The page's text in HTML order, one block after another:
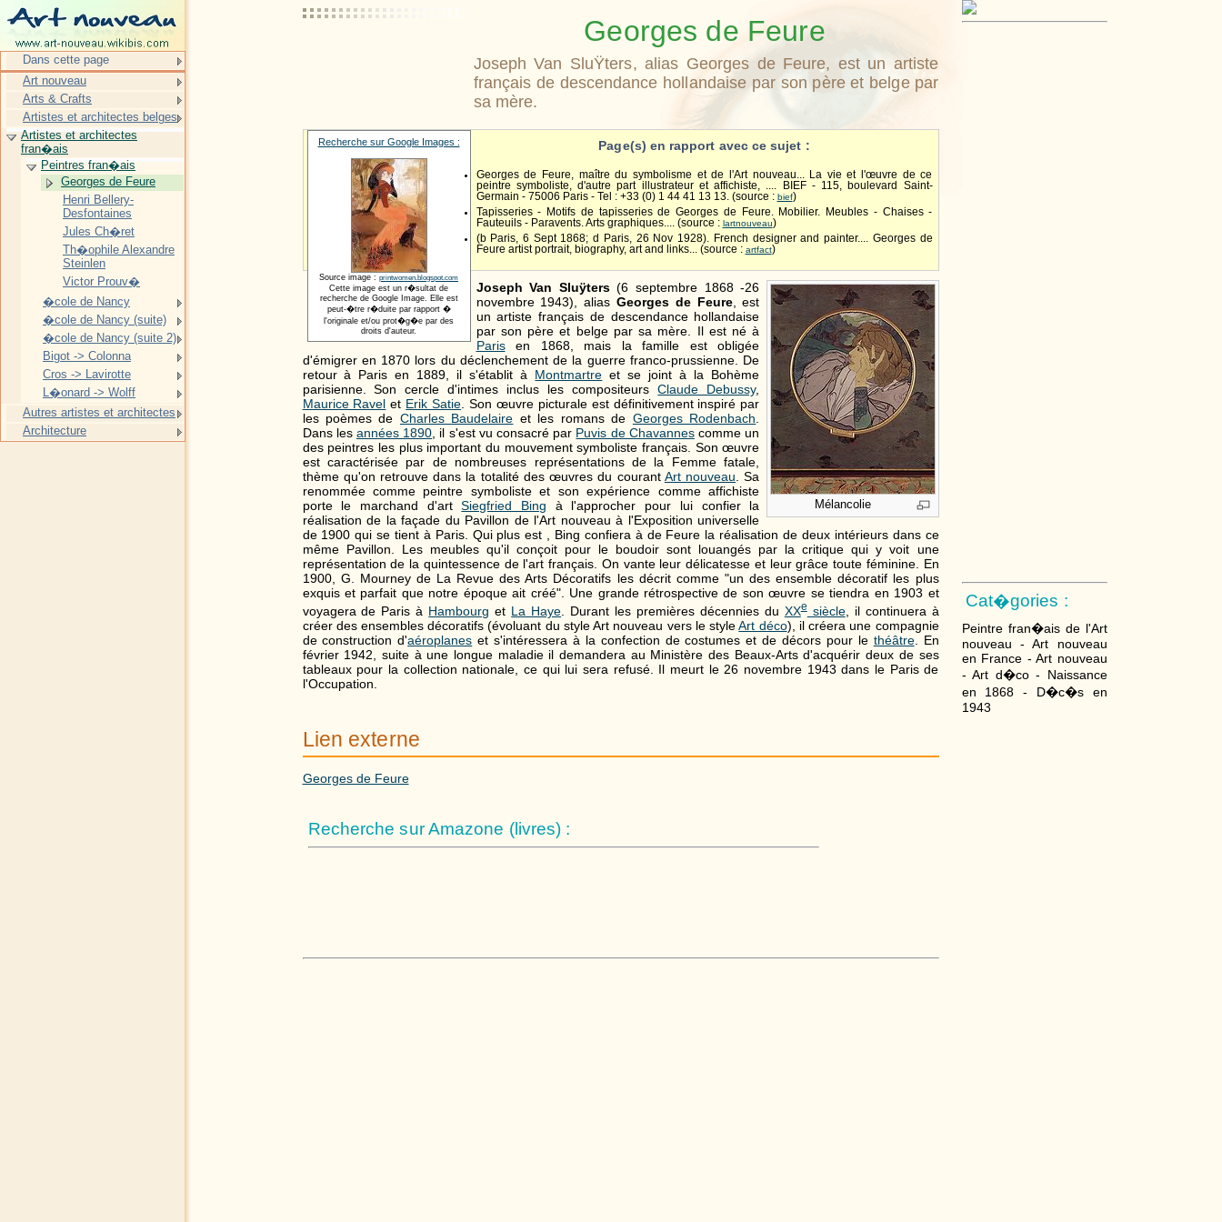
Georges de Feure
Joseph Van SluŸters, alias Georges de Feure, est un artiste
français de descendance hollandaise par son père et belge par
sa mère.
Cat�gories :
Peintre fran�ais de l'Art
nouveau - Art nouveau
en France - Art nouveau
- Art d�co - Naissance
en 1868 - D�c�s en
1943
Recherche sur Google Images :
Source image : printwomen.blogspot.com
Cette image est un r�sultat de
recherche de Google Image. Elle est
peut-�tre r�duite par rapport �
l'originale et/ou prot�g�e par des
droits d'auteur.
Page(s) en rapport avec ce sujet :
Georges de Feure, maître du symbolisme et de l'Art nouveau... La vie et l'œuvre de ce
peintre symboliste, d'autre part illustrateur et affichiste, .... BIEF - 115, boulevard Saint-
Germain - 75006 Paris - Tel : +33 (0) 1 44 41 13 13. (source : bief)
Tapisseries - Motifs de tapisseries de Georges de Feure. Mobilier. Meubles - Chaises -
Fauteuils - Paravents. Arts graphiques.... (source : lartnouveau)
(b Paris, 6 Sept 1868; d Paris, 26 Nov 1928). French designer and painter.... Georges de
Feure artist portrait, biography, art and links... (source : artfact)
Mélancolie
Joseph Van Sluÿters(6 septembre 1868 -26
novembre 1943), alias Georges de Feure, est
un artiste français de descendance hollandaise
par son père et belge par sa mère. Il est né à
Parisen 1868, mais la famille est obligée
d'émigrer en 1870 lors du déclenchement de la guerre franco-prussienne. De
retour à Paris en 1889, il s'établit à Montmartre et se joint à la Bohème
parisienne. Son cercle d'intimes inclus les compositeursClaude Debussy,
Maurice Ravel et Erik Satie . Son œuvre picturale est définitivement inspiré par
les poèmes de Charles Baudelaire et les romans de Georges Rodenbach
Dans les années 1890 , il s'est vu consacré par Puvis de Chavannescomme un
des peintres les plus important du mouvement symboliste français. Son œuvre
est caractérisée par de nombreuses représentations de la Femme fatale,
thème qu'on retrouve dans la totalité des œuvres du courant Art nouveau . Sa
renommée comme peintre symboliste et son expérience comme affichiste
porte le marchand d'artSiegfried Bing à l'approcher pour lui confier la
réalisation de la façade du Pavillon de l'Art nouveau à l'Exposition universelle
de 1900 qui se tient à Paris. Qui plus est , Bing confiera à de Feure la réalisation de deux intérieurs dans ce
même Pavillon. Les meubles qu'il conçoit pour le boudoir sont louangés par la critique qui y voit une
représentation de la quintessence de l'art français. On vante leur délicatesse et leur grâce toute féminine. En
1900, G. Mourney de La Revue des Arts Décoratifs les décrit comme "un des ensemble décoratif les plus
exquis et parfait que notre époque ait créé". Une grande rétrospective de son œuvre se tiendra en 1903 et
voyagera de Paris à Hambourg et La Haye . Durant les premières décennies du XXesiècle, il continuera à
créer des ensembles décoratifs (évoluant du style Art nouveau vers le styleArt déco), il créera une compagnie
de construction d'aéroplanes et s'intéressera à la confection de costumes et de décors pour le théâtre. En
février 1942, suite à une longue maladie il demandera au Ministère des Beaux-Arts d'acquérir deux de ses
tableaux pour la collection nationale, ce qui lui sera refusé. Il meurt le 26 novembre 1943 dans le Paris de
l'Occupation.
Lien externe
Georges de Feure
Recherche sur Amazone (livres) :
Dans cette page
Art nouveau
Arts & Crafts
Artistes et architectes belges
Artistes et architectes
fran�ais
Peintres fran�ais
Georges de Feure
Henri Bellery-
Desfontaines
Jules Ch�ret
Th�ophile Alexandre
Steinlen
Victor Prouv�
�cole de Nancy
�cole de Nancy (suite)
�cole de Nancy (suite 2)
Bigot -> Colonna
Cros -> Lavirotte
L�onard -> Wolff
Autres artistes et architectes
Architecture